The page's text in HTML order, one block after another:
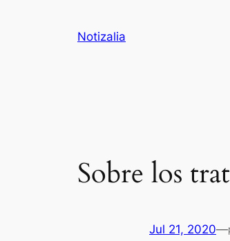
Notizalia
Sobre los
Jul 21, 2020—